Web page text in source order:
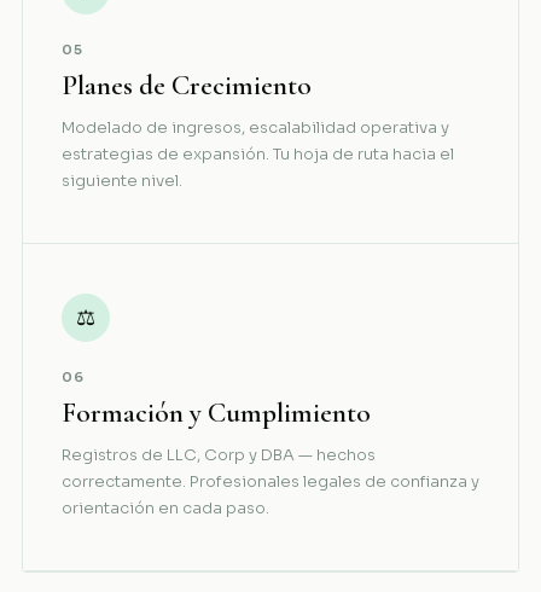
05
Planes de Crecimiento
Modelado de ingresos, escalabilidad operativa y
estrategias de expansión. Tu hoja de ruta hacia el
siguiente nivel.
⚖
06
Formación y Cumplimiento
Registros de LLC, Corp y DBA — hechos
correctamente. Profesionales legales de confianza y
orientación en cada paso.